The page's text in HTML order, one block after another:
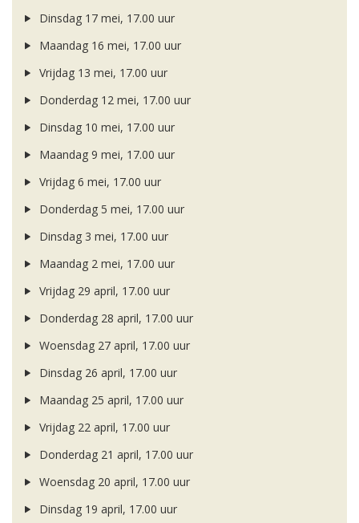
Dinsdag 17 mei, 17.00 uur
Maandag 16 mei, 17.00 uur
Vrijdag 13 mei, 17.00 uur
Donderdag 12 mei, 17.00 uur
Dinsdag 10 mei, 17.00 uur
Maandag 9 mei, 17.00 uur
Vrijdag 6 mei, 17.00 uur
Donderdag 5 mei, 17.00 uur
Dinsdag 3 mei, 17.00 uur
Maandag 2 mei, 17.00 uur
Vrijdag 29 april, 17.00 uur
Donderdag 28 april, 17.00 uur
Woensdag 27 april, 17.00 uur
Dinsdag 26 april, 17.00 uur
Maandag 25 april, 17.00 uur
Vrijdag 22 april, 17.00 uur
Donderdag 21 april, 17.00 uur
Woensdag 20 april, 17.00 uur
Dinsdag 19 april, 17.00 uur